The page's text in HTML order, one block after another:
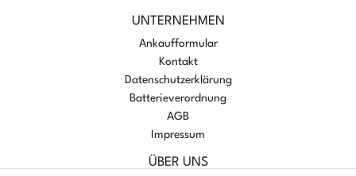
UNTERNEHMEN
Ankaufformular
Kontakt
Datenschutzerklärung
Batterieverordnung
AGB
Impressum
ÜBER UNS